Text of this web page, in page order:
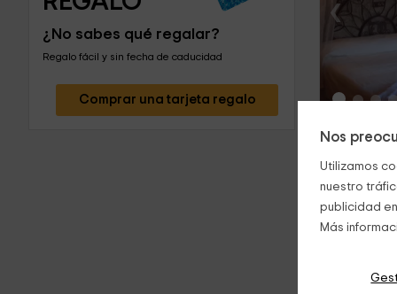
Nos
Utilizamos
nuestro
publicidad
Más
¿No sabes qué regalar?
Regalo fácil y sin fecha de caducidad
Comprar una tarjeta regalo
‹
‹